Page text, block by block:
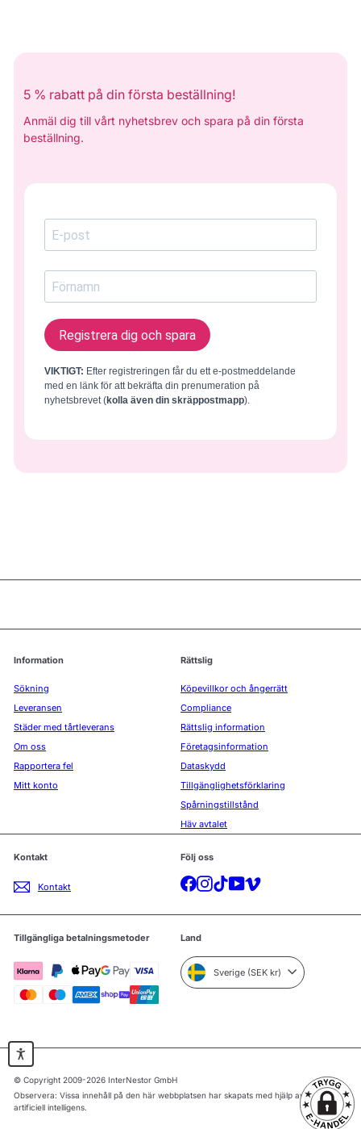
5 % rabatt på din första beställning!
Anmäl dig till vårt nyhetsbrev och spara på din första
beställning.
Registrera dig och spara
VIKTIGT: Efter registreringen får du ett e-postmeddelande
med en länk för att bekräfta din prenumeration på
nyhetsbrevet (kolla även din skräppostmapp).
Information
Sökning
Leveransen
Städer med tårtleverans
Om oss
Rapportera fel
Mitt konto
Rättslig
Köpevillkor och ångerrätt
Compliance
Rättslig information
Företagsinformation
Dataskydd
Tillgänglighetsförklaring
Spårningstillstånd
Häv avtalet
Kontakt
Kontakt
Följ oss
Facebook
Instagram
TikTokYouTube
Vimeo
Tillgängliga betalningsmetoder Land
Sverige (SEK kr)
© Copyright 2009-2026 InterNestor GmbH
Observera: Vissa innehåll på den här webbplatsen har skapats med hjälp av
artificiell intelligens.